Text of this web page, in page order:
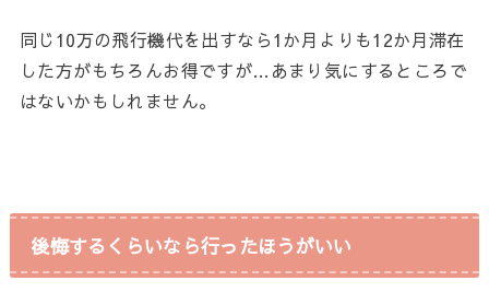
同じ10万の飛行機代を出すなら1か月よりも12か月滞在
した方がもちろんお得ですが…あまり気にするところで
はないかもしれません。
後悔するくらいなら行ったほうがいい